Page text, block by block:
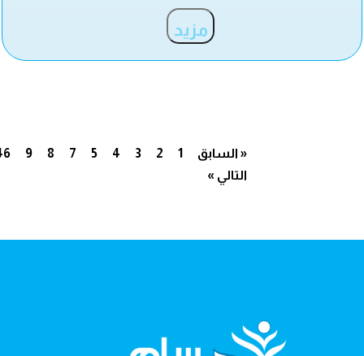
مزيد
« السابق 1
2
3
4
5
7
8
9
التالي »